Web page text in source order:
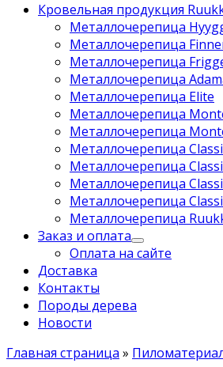
Кровельная продукция
Металлочерепица
Металлочерепица
Металлочерепица
Металлочерепица
Металлочерепица Elite
Металлочерепица
Металлочерепица
Металлочерепица
Металлочерепица
Металлочерепица
Металлочерепица
Металлочерепица
Заказ и оплата
Оплата на сайте
Доставка
Контакты
Породы дерева
Новости
Главная страница »